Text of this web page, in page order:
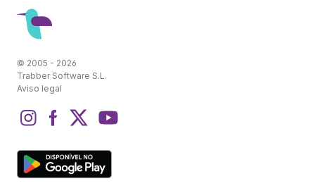
© 2005 - 2026
Trabber Software S.L.
Aviso legal